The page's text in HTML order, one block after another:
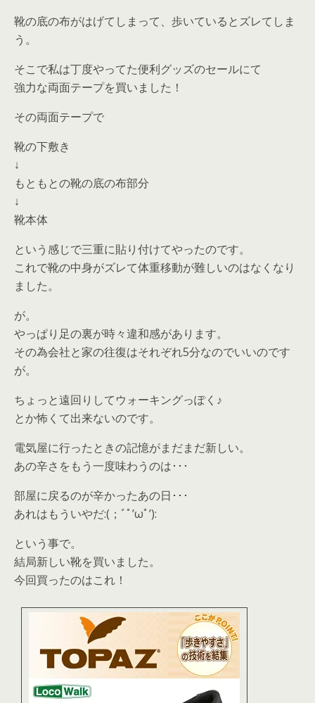
靴の底の布がはげてしまって、歩いているとズレてしま
う。
そこで私は丁度やってた便利グッズのセールにて
強力な両面テープを買いました！
その両面テープで
靴の下敷き
↓
もともとの靴の底の布部分
↓
靴本体
という感じで三重に貼り付けてやったのです。
これで靴の中身がズレて体重移動が難しいのはなくなり
ました。
が。
やっぱり足の裏が時々違和感があります。
その為会社と家の往復はそれぞれ5分なのでいいのです
が。
ちょっと遠回りしてウォーキングっぽく♪
とか怖くて出来ないのです。
電気屋に行ったときの記憶がまだまだ新しい。
あの辛さをもう一度味わうのは･･･
部屋に戻るのが辛かったあの日･･･
あれはもういやだ:(；ﾞﾟ’ωﾟ’):
という事で。
結局新しい靴を買いました。
今回買ったのはこれ！